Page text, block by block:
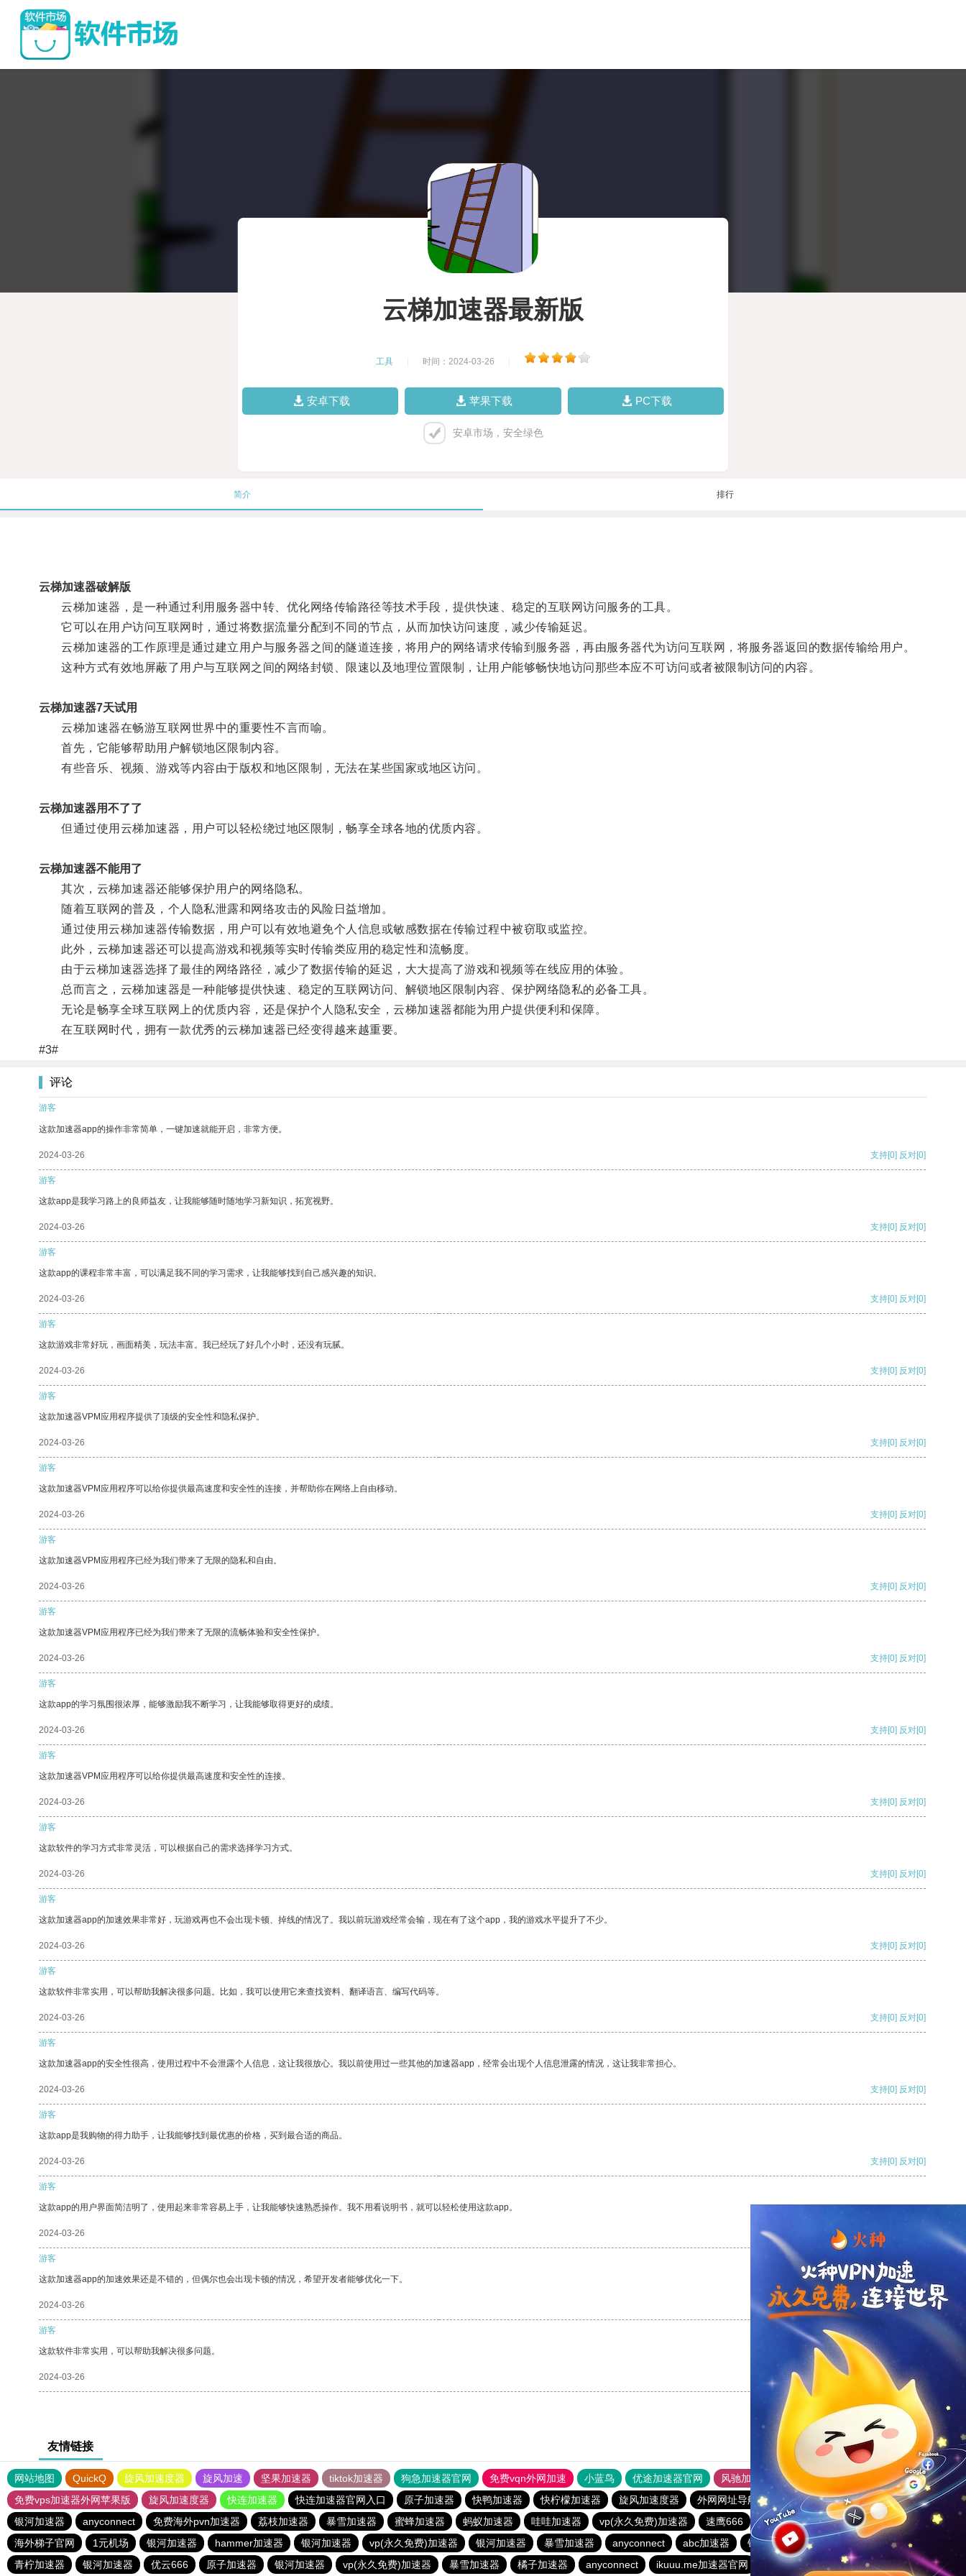
云梯加速器最新版
工具 时间：2024-03-26
安卓下载 苹果下载 PC下载
安卓市场，安全绿色
简介 排行
云梯加速器破解版
云梯加速器，是一种通过利用服务器中转、优化网络传输路径等技术手段，提供快速、稳定的互联网访问服务的工具。
它可以在用户访问互联网时，通过将数据流量分配到不同的节点，从而加快访问速度，减少传输延迟。
云梯加速器的工作原理是通过建立用户与服务器之间的隧道连接，将用户的网络请求传输到服务器，再由服务器代为访问互联网，将服务器返回的数据传输给用户。
这种方式有效地屏蔽了用户与互联网之间的网络封锁、限速以及地理位置限制，让用户能够畅快地访问那些本应不可访问或者被限制访问的内容。
云梯加速器7天试用
云梯加速器在畅游互联网世界中的重要性不言而喻。
首先，它能够帮助用户解锁地区限制内容。
有些音乐、视频、游戏等内容由于版权和地区限制，无法在某些国家或地区访问。
云梯加速器用不了了
但通过使用云梯加速器，用户可以轻松绕过地区限制，畅享全球各地的优质内容。
云梯加速器不能用了
其次，云梯加速器还能够保护用户的网络隐私。
随着互联网的普及，个人隐私泄露和网络攻击的风险日益增加。
通过使用云梯加速器传输数据，用户可以有效地避免个人信息或敏感数据在传输过程中被窃取或监控。
此外，云梯加速器还可以提高游戏和视频等实时传输类应用的稳定性和流畅度。
由于云梯加速器选择了最佳的网络路径，减少了数据传输的延迟，大大提高了游戏和视频等在线应用的体验。
总而言之，云梯加速器是一种能够提供快速、稳定的互联网访问、解锁地区限制内容、保护网络隐私的必备工具。
无论是畅享全球互联网上的优质内容，还是保护个人隐私安全，云梯加速器都能为用户提供便利和保障。
在互联网时代，拥有一款优秀的云梯加速器已经变得越来越重要。
#3#
评论
游客
这款加速器app的操作非常简单，一键加速就能开启，非常方便。
2024-03-26 支持[0] 反对[0]
游客
这款app是我学习路上的良师益友，让我能够随时随地学习新知识，拓宽视野。
2024-03-26 支持[0] 反对[0]
游客
这款app的课程非常丰富，可以满足我不同的学习需求，让我能够找到自己感兴趣的知识。
2024-03-26 支持[0] 反对[0]
游客
这款游戏非常好玩，画面精美，玩法丰富。我已经玩了好几个小时，还没有玩腻。
2024-03-26 支持[0] 反对[0]
游客
这款加速器VPM应用程序提供了顶级的安全性和隐私保护。
2024-03-26 支持[0] 反对[0]
游客
这款加速器VPM应用程序可以给你提供最高速度和安全性的连接，并帮助你在网络上自由移动。
2024-03-26 支持[0] 反对[0]
游客
这款加速器VPM应用程序已经为我们带来了无限的隐私和自由。
2024-03-26 支持[0] 反对[0]
游客
这款加速器VPM应用程序已经为我们带来了无限的流畅体验和安全性保护。
2024-03-26 支持[0] 反对[0]
游客
这款app的学习氛围很浓厚，能够激励我不断学习，让我能够取得更好的成绩。
2024-03-26 支持[0] 反对[0]
游客
这款加速器VPM应用程序可以给你提供最高速度和安全性的连接。
2024-03-26 支持[0] 反对[0]
游客
这款软件的学习方式非常灵活，可以根据自己的需求选择学习方式。
2024-03-26 支持[0] 反对[0]
游客
这款加速器app的加速效果非常好，玩游戏再也不会出现卡顿、掉线的情况了。我以前玩游戏经常会输，现在有了这个app，我的游戏水平提升了不少。
2024-03-26 支持[0] 反对[0]
游客
这款软件非常实用，可以帮助我解决很多问题。比如，我可以使用它来查找资料、翻译语言、编写代码等。
2024-03-26 支持[0] 反对[0]
游客
这款加速器app的安全性很高，使用过程中不会泄露个人信息，这让我很放心。我以前使用过一些其他的加速器app，经常会出现个人信息泄露的情况，这让我非常担心。
2024-03-26 支持[0] 反对[0]
游客
这款app是我购物的得力助手，让我能够找到最优惠的价格，买到最合适的商品。
2024-03-26 支持[0] 反对[0]
游客
这款app的用户界面简洁明了，使用起来非常容易上手，让我能够快速熟悉操作。我不用看说明书，就可以轻松使用这款app。
2024-03-26 支持
游客
这款加速器app的加速效果还是不错的，但偶尔也会出现卡顿的情况，希望开发者能够优化一下。
2024-03-26 支持[0] 反对[0]
游客
这款软件非常实用，可以帮助我解决很多问题。
2024-03-26 支持[0] 反对[0]
友情链接
网站地图 QuickQ 旋风加速度器 旋风加速 坚果加速器 tiktok加速器 狗急加速器官网 免费vqn外网加速 小蓝鸟 优途加速器官网 风驰加速器
旋风加速器
免费vps加速器外网苹果版
旋风加速度器 快连加速器 快连加速器官网入口 原子加速器 快鸭加速器 快柠檬加速器 旋风加速度器 外网网址导航 软件中心
番石榴加速器
银河加速器
anyconnect 免费海外pvn加速器 荔枝加速器 暴雪加速器 蜜蜂加速器 蚂蚁加速器 哇哇加速器 vp(永久免费)加速器 速鹰666 veee加速器 1元机场
青柠加速器
海外梯子官网
1元机场 银河加速器 hammer加速器 银河加速器 vp(永久免费)加速器 银河加速器 暴雪加速器 anyconnect abc加速器 银河加速器 海鸥加速器
银河加速器
青柠加速器
银河加速器 优云666 原子加速器 银河加速器 vp(永久免费)加速器 暴雪加速器 橘子加速器 anyconnect ikuuu.me加速器官网 暴雪加速器 银河加速器